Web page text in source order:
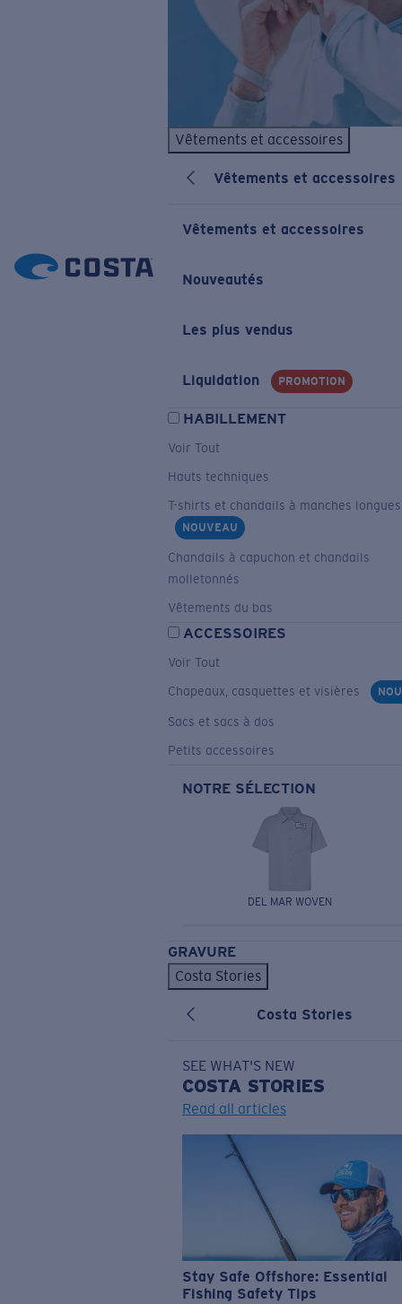
Vêtements et accessoires
Vêtements et accessoires
Vêtements et accessoires
Nouveautés
Les plus vendus
Liquidation PROMOTION
HABILLEMENT
Voir Tout
Hauts techniques
T-shirts et chandails à manches longues
NOUVEAU
Chandails à capuchon et chandails
molletonnés
Vêtements du bas
ACCESSOIRES
Voir Tout
Chapeaux, casquettes et visières
Sacs et sacs à dos
Petits accessoires
NOTRE SÉLECTION
DEL MAR WOVEN
GRAVURE
Costa Stories
Costa Stories
SEE WHAT'S NEW
COSTA STORIES
Read all articles
Stay Safe Offshore: Essential
Fishing Safety Tips